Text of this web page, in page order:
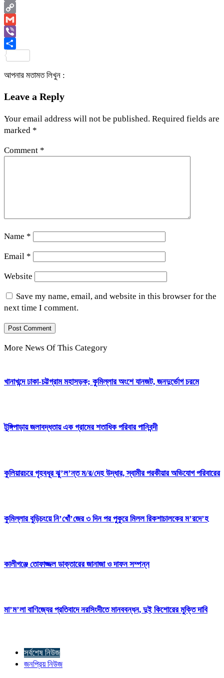
Email
Copy
Link
Gmail
Viber
আপনার মতামত লিখুন :
Leave a Reply
Your email address will not be published. Required fields are
marked *
Comment *
Name *
Email *
Website
Save my name, email, and website in this browser for the
next time I comment.
More News Of This Category
খানাখন্দে ঢাকা-চট্টগ্রাম মহাসড়ক; কুমিল্লার অংশে যানজট, জনদুর্ভোগ চরমে
টুঙ্গিপাড়ায় জলাবদ্ধতায় এক গ্রামের শতাধিক পরিবার পানিবন্দী
কুলিয়ারচরে গৃহবধূর ঝু’ল’ন্ত ম/র/দেহ উদ্ধার, স্বামীর পরকীয়ার অভিযোগ পরিবারের
কুমিল্লার বুড়িচংয়ে নি’খোঁ’জের ৩ দিন পর পুকুরে মিলল রিকশাচালকের ম’রদে’হ
কালীগঞ্জে তোফাজ্জল ডাক্তারের জানাজা ও দাফন সম্পন্ন
মা’ম’লা বাণিজ্যের প্রতিবাদে নরসিংদীতে মানববন্ধন, দুই কিশোরের মুক্তি দাবি
সর্বশেষ নিউজ
জনপ্রিয় নিউজ